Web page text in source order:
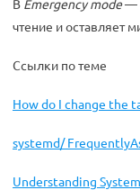
чтение и оставляет
Ссылки по теме
How do I change the
systemd/
Understanding